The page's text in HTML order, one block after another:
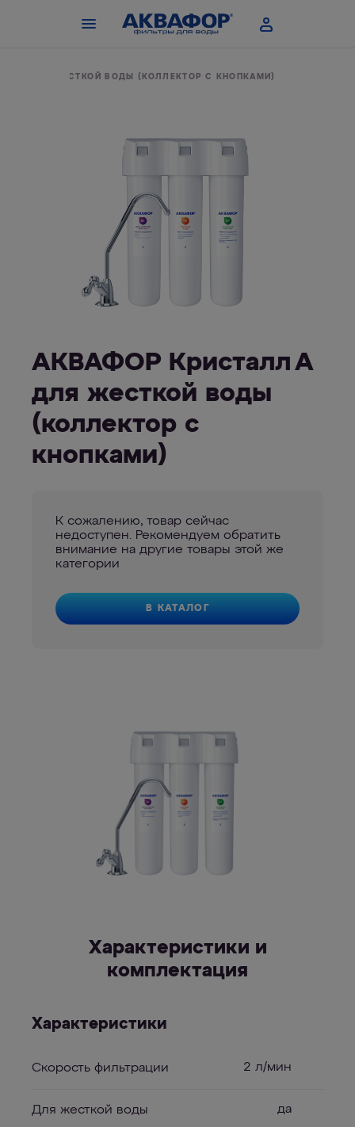
А ДЛЯ ЖЕСТКОЙ ВОДЫ (КОЛЛЕКТОР С КНОПКАМИ)
АКВАФОР Кристалл А
для жесткой воды
(коллектор с
кнопками)
К сожалению, товар сейчас
недоступен. Рекомендуем обратить
внимание на другие товары этой же
категории
В КАТАЛОГ
Характеристики и
комплектация
Характеристики
Скорость фильтрации 2 л/мин
Для жесткой воды да